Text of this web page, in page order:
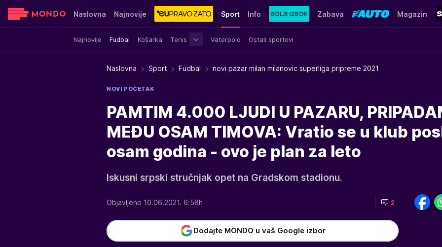
Naslovna Najnovije Sport
Najnovije Fudbal Košarka Tenis Vaterpolo Ostali sportovi
Info Zabava Magazin
Sensa Stvar ukusa Yumama
Naslovna Sport Fudbal novi pazar milan milanovic superliga pripreme 2021
NOVI POČETAK
PAMTIM 4.000 LJUDI U PAZARU,
MEĐU OSAM TIMOVA: Vratio se u klub
osam godina - ovo je plan za leto
Iskusni srpski stručnjak opet na Gradskom stadionu.
Objavljeno 10.06.2021. 6:58h 2
Dodajte MONDO u vaš Google izbor